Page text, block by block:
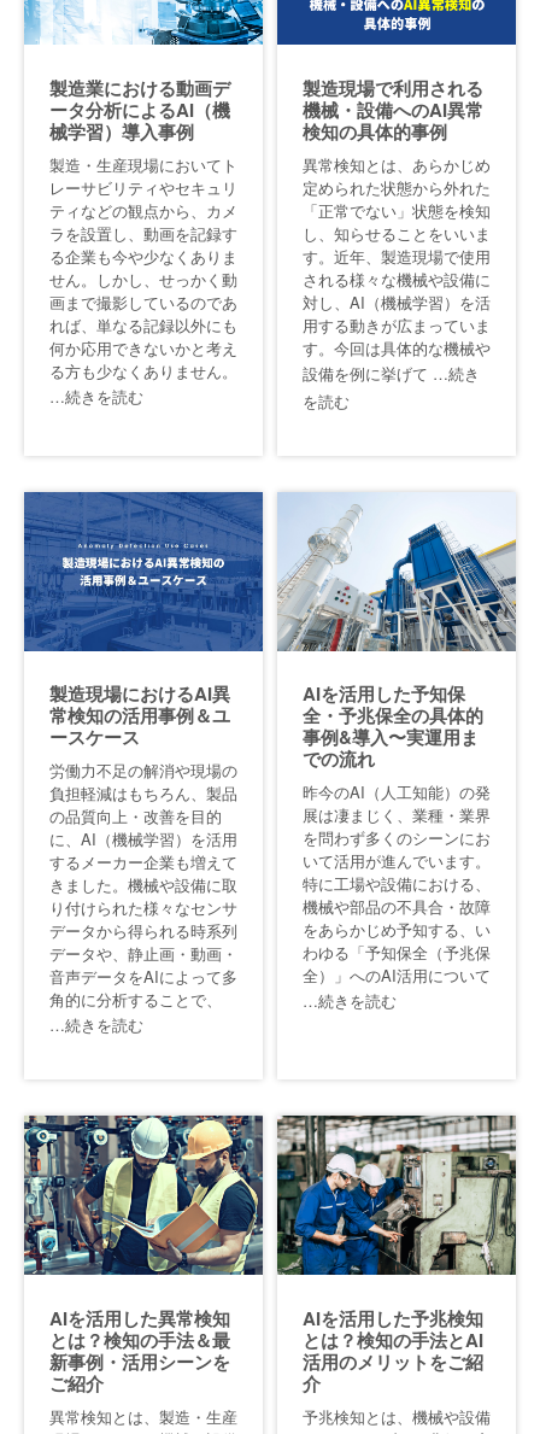
製造業における動画デ
ータ分析によるAI（機
械学習）導入事例
製造・生産現場においてト
レーサビリティやセキュリ
ティなどの観点から、カメ
ラを設置し、動画を記録す
る企業も今や少なくありま
せん。しかし、せっかく動
画まで撮影しているのであ
れば、単なる記録以外にも
何か応用できないかと考え
る方も少なくありません。
…続きを読む
製造現場で利用される
機械・設備へのAI異常
検知の具体的事例
異常検知とは、あらかじめ
定められた状態から外れた
「正常でない」状態を検知
し、知らせることをいいま
す。近年、製造現場で使用
される様々な機械や設備に
対し、AI（機械学習）を活
用する動きが広まっていま
す。今回は具体的な機械や
設備を例に挙げて …続き
を読む
製造現場におけるAI異
常検知の活用事例＆ユ
ースケース
労働力不足の解消や現場の
負担軽減はもちろん、製品
の品質向上・改善を目的
に、AI（機械学習）を活用
するメーカー企業も増えて
きました。機械や設備に取
り付けられた様々なセンサ
データから得られる時系列
データや、静止画・動画・
音声データをAIによって多
角的に分析することで、
…続きを読む
AIを活用した予知保
全・予兆保全の具体的
事例&導入〜実運用ま
での流れ
昨今のAI（人工知能）の発
展は凄まじく、業種・業界
を問わず多くのシーンにお
いて活用が進んでいます。
特に工場や設備における、
機械や部品の不具合・故障
をあらかじめ予知する、い
わゆる「予知保全（予兆保
全）」へのAI活用について
…続きを読む
AIを活用した異常検知
とは？検知の手法＆最
新事例・活用シーンを
ご紹介
異常検知とは、製造・生産
AIを活用した予兆検知
とは？検知の手法とAI
活用のメリットをご紹
介
予兆検知とは、機械や設備